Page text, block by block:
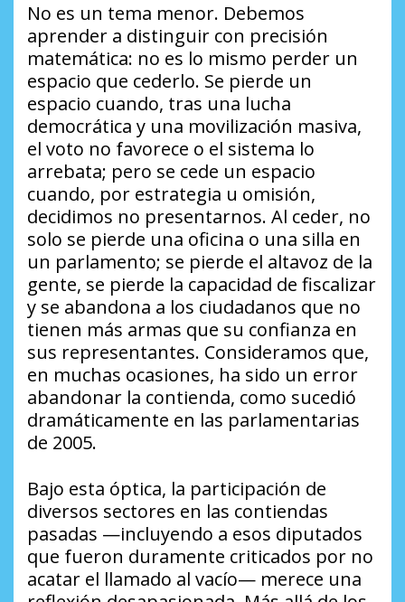
No es un tema menor. Debemos
aprender a distinguir con precisión
matemática: no es lo mismo perder un
espacio que cederlo. Se pierde un
espacio cuando, tras una lucha
democrática y una movilización masiva,
el voto no favorece o el sistema lo
arrebata; pero se cede un espacio
cuando, por estrategia u omisión,
decidimos no presentarnos. Al ceder, no
solo se pierde una oficina o una silla en
un parlamento; se pierde el altavoz de la
gente, se pierde la capacidad de fiscalizar
y se abandona a los ciudadanos que no
tienen más armas que su confianza en
sus representantes. Consideramos que,
en muchas ocasiones, ha sido un error
abandonar la contienda, como sucedió
dramáticamente en las parlamentarias
de 2005.
Bajo esta óptica, la participación de
diversos sectores en las contiendas
pasadas —incluyendo a esos diputados
que fueron duramente criticados por no
acatar el llamado al vacío— merece una